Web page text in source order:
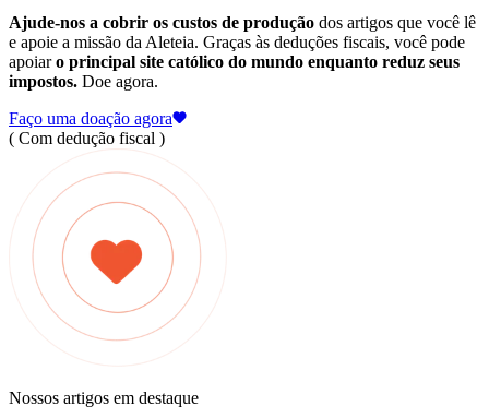
Ajude-nos a cobrir os custos de produção dos artigos que você lê
e apoie a missão da Aleteia. Graças às deduções fiscais, você pode
apoiaro principal site católico do mundo enquanto reduz seus
impostos. Doe agora.
Faço uma doação agora
( Com dedução fiscal )
Nossos artigos em destaque